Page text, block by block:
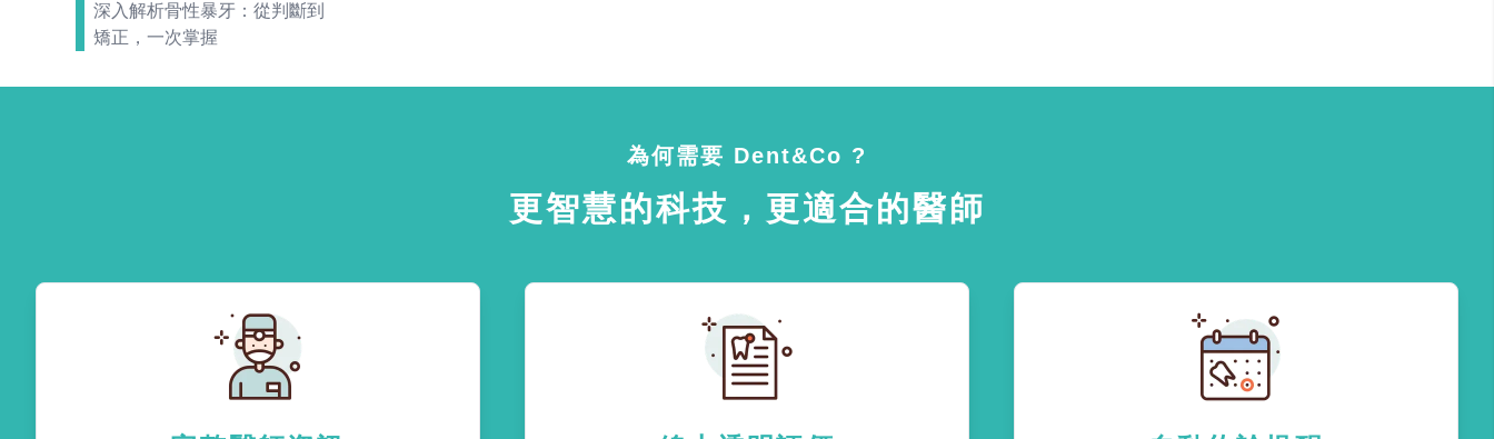
深入解析骨性暴牙：從判斷到
矯正，一次掌握
為何需要 Dent&Co ?
更智慧的科技，更適合的醫師